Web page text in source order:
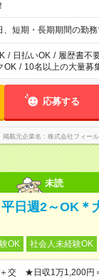
、短期・長期期間の勤務
/ 日払いOK / 履歴書不
OK / 10名以上の大量募
応募する
掲載元企業名 株式会社フィー
未読
日週2～OK＊
OK 社会人未経験OK
＋交 ★日収1万1,200